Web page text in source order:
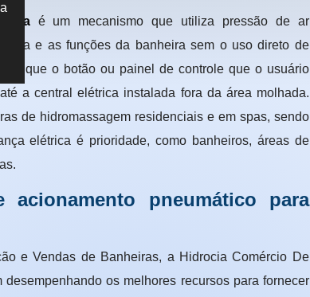
é um mecanismo que utiliza pressão de ar
e as funções da banheira sem o uso direto de
que o botão ou painel de controle que o usuário
a central elétrica instalada fora da área molhada.
de hidromassagem residenciais e em spas, sendo
elétrica é prioridade, como banheiros, áreas de
pneumático para
e Vendas de Banheiras, a Hidrocia Comércio De
os melhores recursos para fornecer